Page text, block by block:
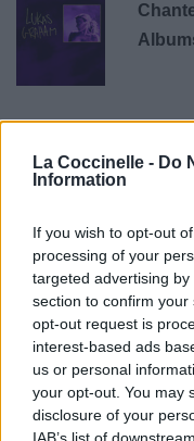
La Coccinelle - Do
Information
If you wish to opt-out
processing of your
targeted advertising
section to confirm
opt-out request is
interest-based ads
us or personal
your opt-out. You may
disclosure of your
Commentaires
Pour prolonger
Vous aimez
Télécharger
Télécharger
Trouver des vinyles